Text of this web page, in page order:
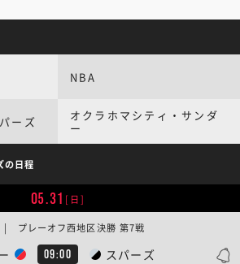
NBA
ーズ
オクラホマシティ・サンダ
ー
の日程
05.31 [日]
09:00 スパーズ
プレーオフ西地区決勝 第7戦